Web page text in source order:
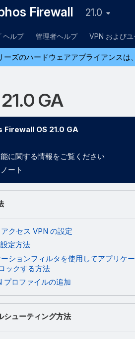
Firewall 21.0
ヘルプ 管理者ヘルプ VPN および
ズのハードウェアアプライアンスは
GA
Firewall OS 21.0 GA
に関する情報をご覧ください
ート
クセス VPN の設定
定方法
ションフィルタを使用してアプリケー
ックする方法
プロファイルの追加
シューティング方法